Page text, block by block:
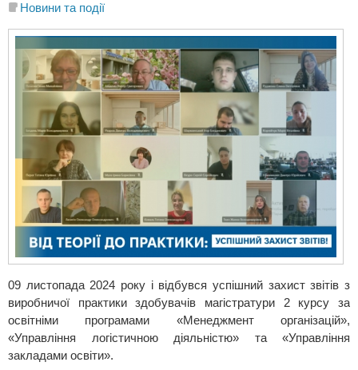
Новини та події
09 листопада 2024 року і відбувся успішний захист звітів з
виробничої практики здобувачів магістратури 2 курсу за
освітніми програмами «Менеджмент організацій»,
«Управління логістичною діяльністю» та «Управління
закладами освіти».